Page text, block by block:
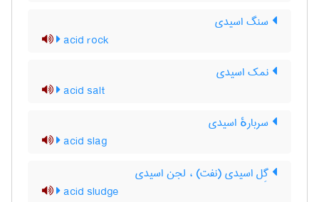
سنگ اسیدی
acid rock
نمک اسیدی
acid salt
سربارهٔ اسیدی
acid slag
گِل اسیدی (نفت) ، لجن اسیدی
acid sludge